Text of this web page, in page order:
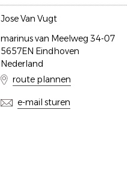
Jose Van Vugt
marinus van Meelweg 34-07
5657EN Eindhoven
Nederland
route plannen
e-mail sturen